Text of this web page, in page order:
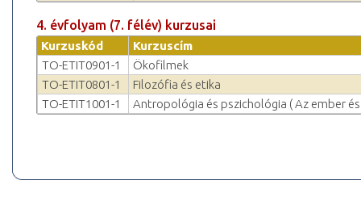
4. évfolyam (7. félév) kurzusai
Kurzuskód
Kurzuscím
TO-ETIT0901-1
Ökofilmek
TO-ETIT0801-1
Filozófia és etika
TO-ETIT1001-1
Antropológia és pszichológia ( Az ember